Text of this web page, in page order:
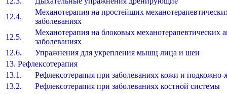
12.4.
Механотерапия на простейших
заболеваниях
12.5.
Механотерапия на блоковых механотерапевтических
заболеваниях
12.6.
Упражнения для укрепления мышц лица и шеи
13. Рефлексотерапия
13.1.
Рефлексотерапия при заболеваниях кожи и
13.2.
Рефлексотерапия при заболеваниях костной системы